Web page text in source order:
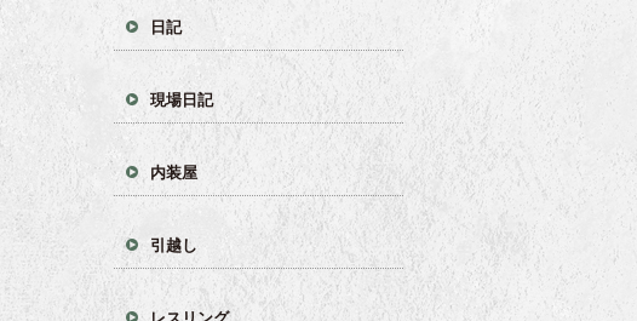
日記
現場日記
内装屋
引越し